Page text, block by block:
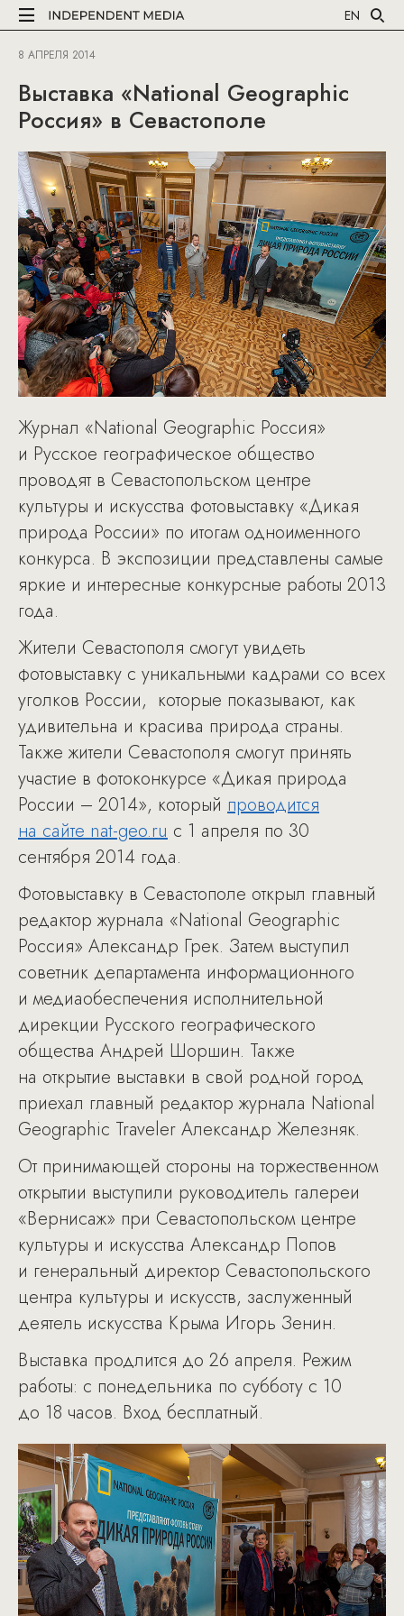
EN
8 АПРЕЛЯ 2014
Выставка «National Geographic
Россия» в Севастополе
Журнал «National Geographic Россия»
и Русское географическое общество
проводят в Севастопольском центре
культуры и искусства фотовыставку «Дикая
природа России» по итогам одноименного
конкурса. В экспозиции представлены самые
яркие и интересные конкурсные работы 2013
года.
Жители Севастополя смогут увидеть
фотовыставку с уникальными кадрами со всех
уголков России, которые показывают, как
удивительна и красива природа страны.
Также жители Севастополя смогут принять
участие в фотоконкурсе «Дикая природа
России – 2014», который проводится
на сайте nat-geo.ru c 1 апреля по 30
сентября 2014 года.
Фотовыставку в Севастополе открыл главный
редактор журнала «National Geographic
Россия» Александр Грек. Затем выступил
советник департамента информационного
и медиаобеспечения исполнительной
дирекции Русского географического
общества Андрей Шоршин. Также
на открытие выставки в свой родной город
приехал главный редактор журнала National
Geographic Traveler Александр Железняк.
От принимающей стороны на торжественном
открытии выступили руководитель галереи
«Вернисаж» при Севастопольском центре
культуры и искусства Александр Попов
и генеральный директор Севастопольского
центра культуры и искусств, заслуженный
деятель искусства Крыма Игорь Зенин.
Выставка продлится до 26 апреля. Режим
работы: с понедельника по субботу с 10
до 18 часов. Вход бесплатный.